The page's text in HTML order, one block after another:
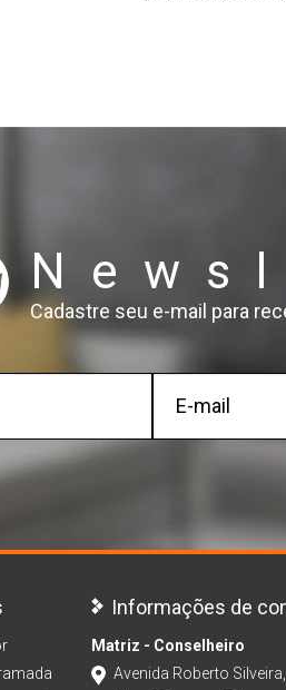
Cadastre seu e-mail para
Informações de
Matriz - Conselheiro
Avenida Roberto Silveira,